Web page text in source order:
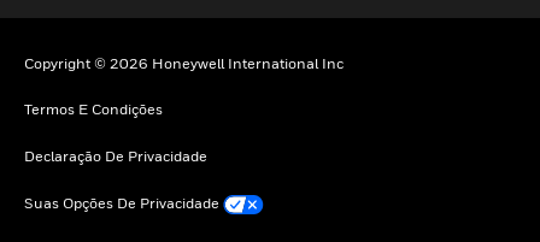
Copyright © 2026 Honeywell International Inc
Termos E Condições
Declaração De Privacidade
Suas Opções De Privacidade